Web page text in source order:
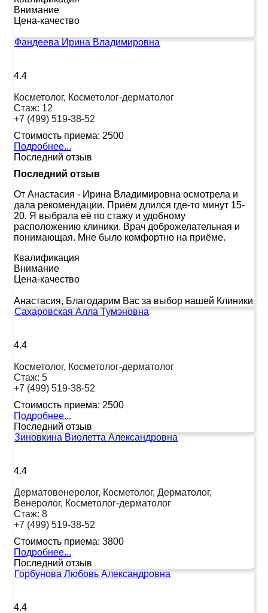
Внимание
Цена-качество
Фандеева Ирина Владимировна
4.4
Косметолог, Косметолог-дерматолог
Стаж: 12
+7 (499) 519-38-52
Стоимость приема: 2500
Подробнее...
Последний отзыв
Последний отзыв
От Анастасия - Ирина Владимировна осмотрела и
дала рекомендации. Приём длился где-то минут 15-
20. Я выбрала её по стажу и удобному
расположению клиники. Врач доброжелательная и
понимающая. Мне было комфортно на приёме.
Квалификация
Внимание
Цена-качество
Анастасия, Благодарим Вас за выбор нашей Клиники
Сахаровская Алла Тумэновна
4.4
Косметолог, Косметолог-дерматолог
Стаж: 5
+7 (499) 519-38-52
Стоимость приема: 2500
Подробнее...
Последний отзыв
Зиновкина Виолетта Александровна
4.4
Дерматовенеролог, Косметолог, Дерматолог,
Венеролог, Косметолог-дерматолог
Стаж: 8
+7 (499) 519-38-52
Стоимость приема: 3800
Подробнее...
Последний отзыв
Горбунова Любовь Александровна
4.4